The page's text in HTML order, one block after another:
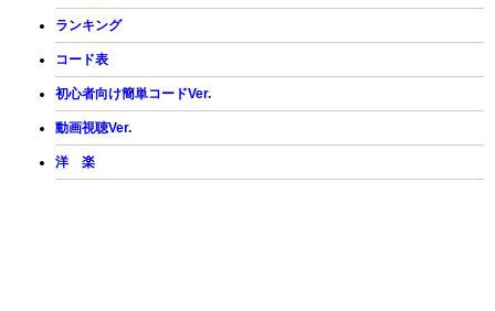
ランキング
コード表
初心者向け簡単コードVer.
動画視聴Ver.
洋 楽